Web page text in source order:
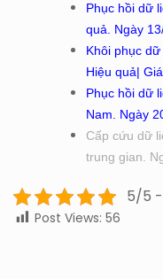
Phục hồi dữ
quả. Ngày
Khôi phục
Hiệu quả|
Phục hồi dữ
Nam. Ngày
Cấp cứu dữ
trung gian.
5/5
Post Views: 56